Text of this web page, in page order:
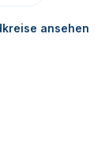
ansehen